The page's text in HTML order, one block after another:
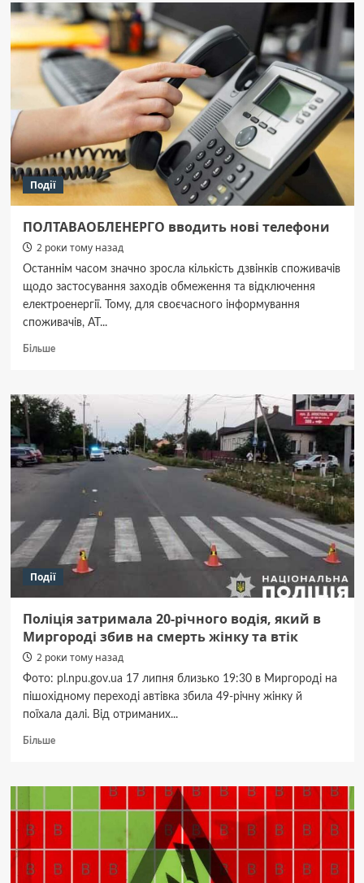
Полтавщину
–
є
руйнування
Події
ПОЛТАВАОБЛЕНЕРГО вводить нові телефони
2 роки тому назад
Останнім часом значно зросла кількість дзвінків споживачів
щодо застосування заходів обмеження та відключення
електроенергії. Тому, для своєчасного інформування
споживачів, АТ...
БільшеДокладніше
вводить
нові
телефони
Події
Поліція затримала 20-річного водія, який в
Миргороді збив на смерть жінку та втік
2 роки тому назад
Фото: pl.npu.gov.ua 17 липня близько 19:30 в Миргороді на
пішохідному переході автівка збила 49-річну жінку й
поїхала далі. Від отриманих...
БільшеДокладніше
затримала
річного
водія,
який
в
Миргороді